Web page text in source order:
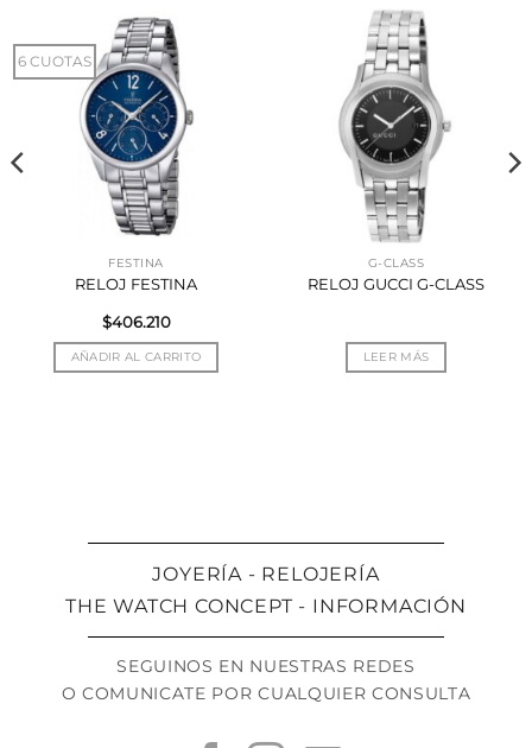
6 CUOTAS
FESTINA
RELOJ FESTINA
$406.210
AÑADIR AL CARRITO
G-CLASS
RELOJ GUCCI G-CLASS
LEER MÁS
JOYERÍA - RELOJERÍA
THE WATCH CONCEPT - INFORMACIÓN
SEGUINOS EN NUESTRAS REDES
O COMUNICATE POR CUALQUIER CONSULTA